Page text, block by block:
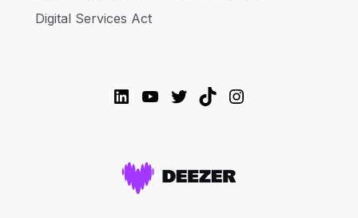
Digital Services Act
LinkedIn
YouTube
Twitter
TikTokInstagram